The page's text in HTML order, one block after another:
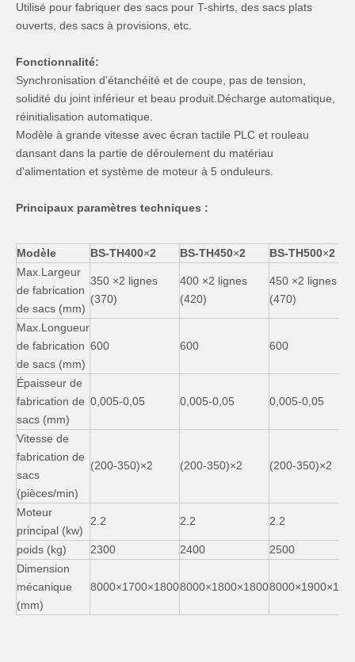
Utilisé pour fabriquer des sacs pour T-shirts, des sacs plats
ouverts, des sacs à provisions, etc.
Fonctionnalité:
Synchronisation d'étanchéité et de coupe, pas de tension,
solidité du joint inférieur et beau produit.Décharge automatique,
réinitialisation automatique.
Modèle à grande vitesse avec écran tactile PLC et rouleau
dansant dans la partie de déroulement du matériau
d'alimentation et système de moteur à 5 onduleurs.
Principaux paramètres techniques :
Modèle BS-TH400×2 BS-TH450×2 BS-TH500×2
Max.Largeur
de fabrication
de sacs (mm)
350 ×2 lignes
(370)
400 ×2 lignes
(420)
450 ×2 lignes
(470)
Max.Longueur
de fabrication
de sacs (mm)
600 600 600
Épaisseur de
fabrication de
sacs (mm)
0,005-0,05 0,005-0,05 0,005-0,05
Vitesse de
fabrication de
sacs
(pièces/min)
(200-350)×2 (200-350)×2 (200-350)×2
Moteur
principal (kw)
2.2 2.2 2.2
poids (kg) 2300 2400
2500
Dimension
mécanique
(mm)
8000×1700×18008000×1800×1800